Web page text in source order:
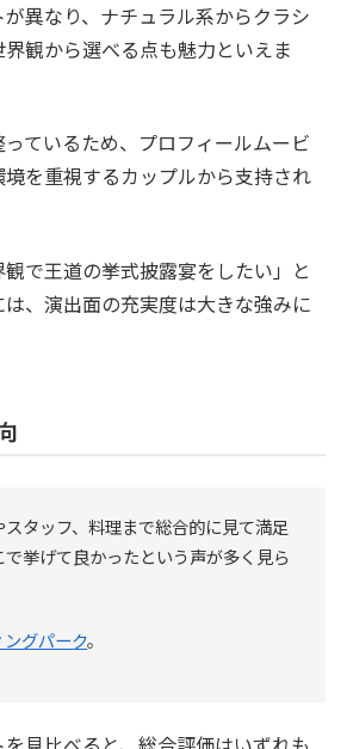
異なり、ナチュラル系からクラシ
観から選べる点も魅力といえま
ているため、プロフィールムービ
を重視するカップルから支持され
観で王道の挙式披露宴をしたい」と
、演出面の充実度は大きな強みに
タッフ、料理まで総合的に見て満足
挙げて良かったという声が多く見ら
ングパーク。